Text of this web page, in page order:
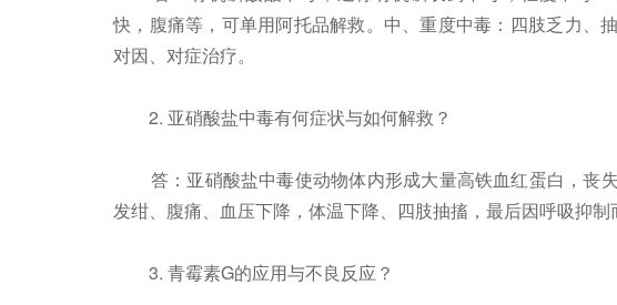
快，腹痛等，可单用阿托品解救。中、重度中毒：四肢乏力、
对因、对症治疗。
2. 亚硝酸盐中毒有何症状与如何解救？
答：亚硝酸盐中毒使动物体内形成大量高铁血红蛋白，丧
发绀、腹痛、血压下降，体温下降、四肢抽搐，最后因呼吸抑制
3. 青霉素G的应用与不良反应？